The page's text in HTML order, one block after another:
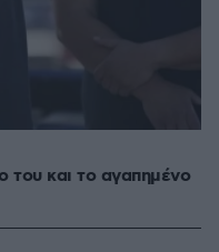
του και το αγαπημένο